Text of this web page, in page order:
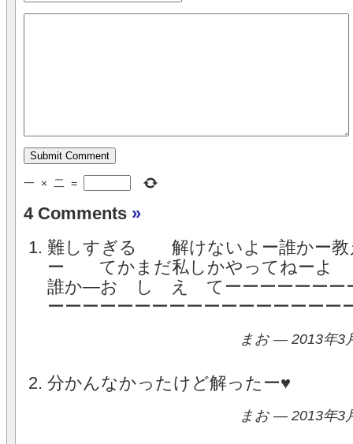
一 × 二 =
4 Comments »
難しすぎる 解けないよー誰かー教
ー てかまだ私しかやってねー
誰か―お し え てーーーーーーー
ーーーーーーーーーーーーーーーーー
まお — 2013年3
分かんなかったけど解ったー♥
まお — 2013年3